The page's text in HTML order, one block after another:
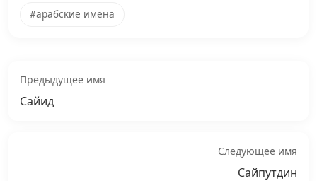
#арабские имена
Предыдущее имя
Сайид
Следующее имя
Сайпутдин